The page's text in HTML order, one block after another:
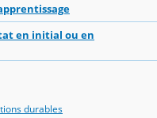
en initial ou en
durables